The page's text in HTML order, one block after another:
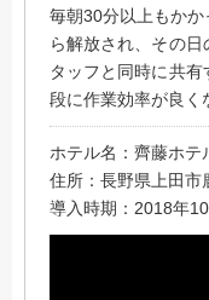
毎朝30分以上もか
ら解放され、その
タッフと同時に共
段に作業効率が良く
ホテル名：齊藤ホテ
住所：長野県上田市
導入時期：2018年